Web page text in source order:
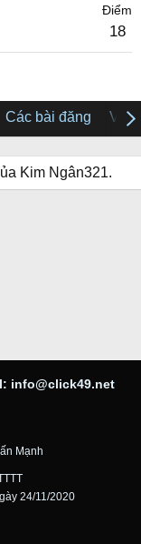
Điểm
18
Các bài đăng Về
Kim Ngân321.
info@click49.net
Mạnh
24/11/2020